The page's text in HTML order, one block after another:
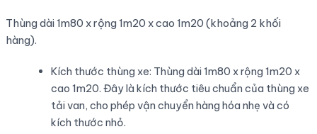
Thùng dài 1m80 x rộng 1m20 x cao 1m20 (khoảng 2 khối
hàng).
Kích thước thùng xe: Thùng dài 1m80 x rộng 1m20 x
cao 1m20. Đây là kích thước tiêu chuẩn của thùng xe
tải van, cho phép vận chuyển hàng hóa nhẹ và có
kích thước nhỏ.